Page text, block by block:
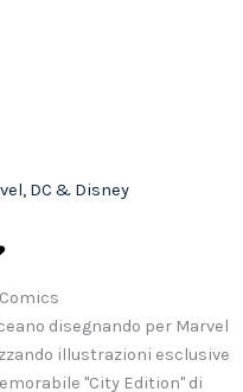
DC & Disney
disegnando per Marvel
illustrazioni esclusive
"City Edition" di